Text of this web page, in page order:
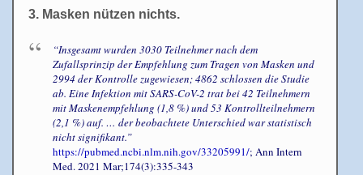
3. Masken nützen nichts.
“Insgesamt wurden 3030 Teilnehmer nach dem
Zufallsprinzip der Empfehlung zum Tragen von Masken und
2994 der Kontrolle zugewiesen; 4862 schlossen die Studie
ab. Eine Infektion mit SARS-CoV-2 trat bei 42 Teilnehmern
mit Maskenempfehlung (1,8 %) und 53 Kontrollteilnehmern
(2,1 %) auf. … der beobachtete Unterschied war statistisch
nicht signifikant.”
https://pubmed.ncbi.nlm.nih.gov/33205991/; Ann Intern
Med. 2021 Mar;174(3):335-343